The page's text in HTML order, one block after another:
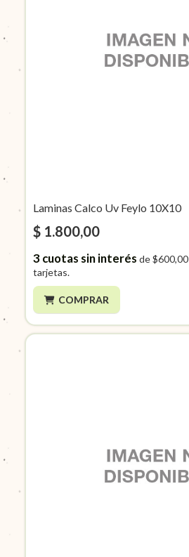
Laminas Calco Uv Feylo 10X10
$ 1.800,00
3cuotas sin interés de$600,00
tarjetas.
COMPRAR